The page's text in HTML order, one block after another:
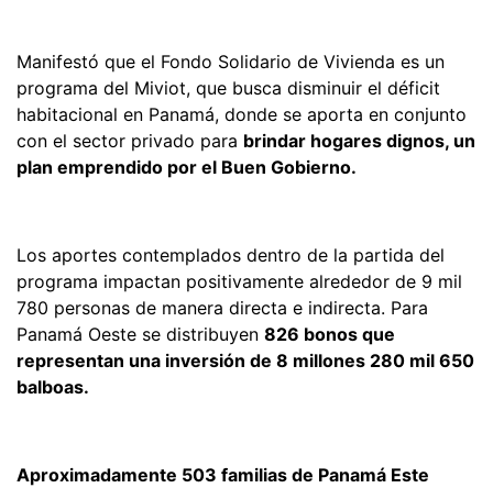
Manifestó que el Fondo Solidario de Vivienda es un
programa del Miviot, que busca disminuir el déficit
habitacional en Panamá, donde se aporta en conjunto
con el sector privado para brindar hogares dignos, un
plan emprendido por el Buen Gobierno.
Los aportes contemplados dentro de la partida del
programa impactan positivamente alrededor de 9 mil
780 personas de manera directa e indirecta. Para
Panamá Oeste se distribuyen 826 bonos que
representan una inversión de 8 millones 280 mil 650
balboas.
Aproximadamente 503 familias de Panamá Este